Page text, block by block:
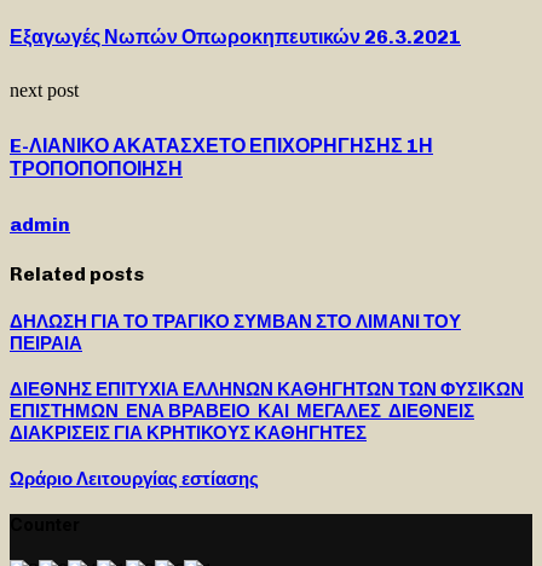
Εξαγωγές Νωπών Οπωροκηπευτικών 26.3.2021
next post
E-ΛΙΑΝΙΚΟ ΑΚΑΤΑΣΧΕΤΟ ΕΠΙΧΟΡΗΓΗΣΗΣ 1Η
ΤΡΟΠΟΠΟΠΟΙΗΣΗ
admin
Related posts
ΔΗΛΩΣΗ ΓΙΑ ΤΟ ΤΡΑΓΙΚΟ ΣΥΜΒΑΝ ΣΤΟ ΛΙΜΑΝΙ ΤΟΥ
ΠΕΙΡΑΙΑ
ΔΙΕΘΝΗΣ ΕΠΙΤΥΧΙΑ ΕΛΛΗΝΩΝ ΚΑΘΗΓΗΤΩΝ ΤΩΝ ΦΥΣΙΚΩΝ
ΕΠΙΣΤΗΜΩΝ ΕΝΑ ΒΡΑΒΕΙΟ ΚΑΙ ΜΕΓΑΛΕΣ ΔΙΕΘΝΕΙΣ
ΔΙΑΚΡΙΣΕΙΣ ΓΙΑ ΚΡΗΤΙΚΟΥΣ ΚΑΘΗΓΗΤΕΣ
Ωράριο Λειτουργίας εστίασης